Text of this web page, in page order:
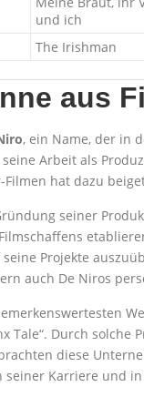
und ich
The Irishman
aus
, ein Name, der in
Arbeit als
Filmen hat dazu
seiner
seine Projekte
auch De Niros
Tale“. Durch
diese
seiner Karriere und